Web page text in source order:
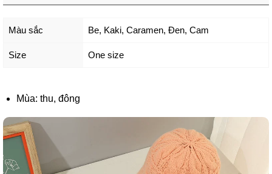
Màu sắc Be, Kaki, Caramen, Đen, Cam
Size One size
Mùa: thu, đông